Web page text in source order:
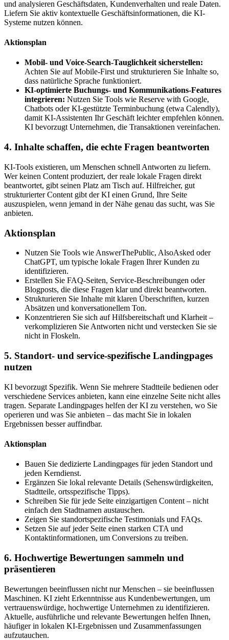
und analysieren Geschäftsdaten, Kundenverhalten und reale Daten.
Liefern Sie aktiv kontextuelle Geschäftsinformationen, die KI-
Systeme nutzen können.
Aktionsplan
Mobil- und Voice-Search-Tauglichkeit sicherstellen:
Achten Sie auf Mobile-First und strukturieren Sie Inhalte so,
dass natürliche Sprache funktioniert.
KI-optimierte Buchungs- und Kommunikations-Features
integrieren: Nutzen Sie Tools wie Reserve with Google,
Chatbots oder KI-gestützte Terminbuchung (etwa Calendly),
damit KI-Assistenten Ihr Geschäft leichter empfehlen können.
KI bevorzugt Unternehmen, die Transaktionen vereinfachen.
4. Inhalte schaffen, die echte Fragen beantworten
KI-Tools existieren, um Menschen schnell Antworten zu liefern.
Wer keinen Content produziert, der reale lokale Fragen direkt
beantwortet, gibt seinen Platz am Tisch auf. Hilfreicher, gut
strukturierter Content gibt der KI einen Grund, Ihre Seite
auszuspielen, wenn jemand in der Nähe genau das sucht, was Sie
anbieten.
Aktionsplan
Nutzen Sie Tools wie AnswerThePublic, AlsoAsked oder
ChatGPT, um typische lokale Fragen Ihrer Kunden zu
identifizieren.
Erstellen Sie FAQ-Seiten, Service-Beschreibungen oder
Blogposts, die diese Fragen klar und direkt beantworten.
Strukturieren Sie Inhalte mit klaren Überschriften, kurzen
Absätzen und konversationellem Ton.
Konzentrieren Sie sich auf Hilfsbereitschaft und Klarheit –
verkomplizieren Sie Antworten nicht und verstecken Sie sie
nicht in Floskeln.
5. Standort- und service-spezifische Landingpages
nutzen
KI bevorzugt Spezifik. Wenn Sie mehrere Stadtteile bedienen oder
verschiedene Services anbieten, kann eine einzelne Seite nicht alles
tragen. Separate Landingpages helfen der KI zu verstehen, wo Sie
operieren und was Sie anbieten – das macht Sie in lokalen
Ergebnissen besser auffindbar.
Aktionsplan
Bauen Sie dedizierte Landingpages für jeden Standort und
jeden Kerndienst.
Ergänzen Sie lokal relevante Details (Sehenswürdigkeiten,
Stadtteile, ortsspezifische Tipps).
Schreiben Sie für jede Seite einzigartigen Content – nicht
einfach den Stadtnamen austauschen.
Zeigen Sie standortspezifische Testimonials und FAQs.
Setzen Sie auf jeder Seite einen starken CTA und
Kontaktinformationen, um Conversions zu treiben.
6. Hochwertige Bewertungen sammeln und
präsentieren
Bewertungen beeinflussen nicht nur Menschen – sie beeinflussen
Maschinen. KI zieht Erkenntnisse aus Kundenbewertungen, um
vertrauenswürdige, hochwertige Unternehmen zu identifizieren.
Aktuelle, ausführliche und relevante Bewertungen helfen Ihnen,
häufiger in lokalen KI-Ergebnissen und Zusammenfassungen
aufzutauchen.